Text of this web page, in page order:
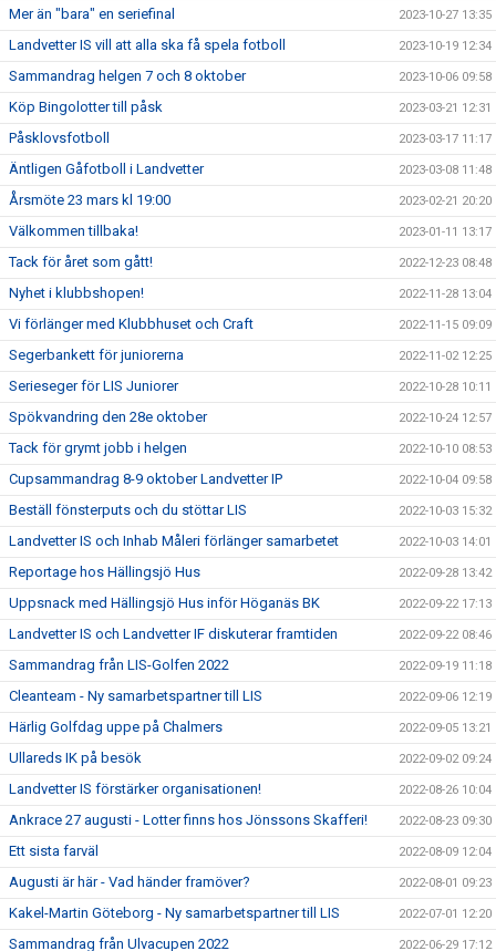
Mer än "bara" en seriefinal 2023-10-27 13:35
Landvetter IS vill att alla ska få spela fotboll 2023-10-19 12:34
Sammandrag helgen 7 och 8 oktober 2023-10-06 09:58
Köp Bingolotter till påsk 2023-03-21 12:31
Påsklovsfotboll 2023-03-17 11:17
Äntligen Gåfotboll i Landvetter 2023-03-08 11:48
Årsmöte 23 mars kl 19:00 2023-02-21 20:20
Välkommen tillbaka! 2023-01-11 13:17
Tack för året som gått! 2022-12-23 08:48
Nyhet i klubbshopen! 2022-11-28 13:04
Vi förlänger med Klubbhuset och Craft 2022-11-15 09:09
Segerbankett för juniorerna 2022-11-02 12:25
Serieseger för LIS Juniorer 2022-10-28 10:11
Spökvandring den 28e oktober 2022-10-24 12:57
Tack för grymt jobb i helgen 2022-10-10 08:53
Cupsammandrag 8-9 oktober Landvetter IP 2022-10-04 09:58
Beställ fönsterputs och du stöttar LIS 2022-10-03 15:32
Landvetter IS och Inhab Måleri förlänger samarbetet 2022-10-03 14:01
Reportage hos Hällingsjö Hus 2022-09-28 13:42
Uppsnack med Hällingsjö Hus inför Höganäs BK 2022-09-22 17:13
Landvetter IS och Landvetter IF diskuterar framtiden 2022-09-22 08:46
Sammandrag från LIS-Golfen 2022 2022-09-19 11:18
Cleanteam - Ny samarbetspartner till LIS 2022-09-06 12:19
Härlig Golfdag uppe på Chalmers 2022-09-05 13:21
Ullareds IK på besök 2022-09-02 09:24
Landvetter IS förstärker organisationen! 2022-08-26 10:04
Ankrace 27 augusti - Lotter finns hos Jönssons Skafferi! 2022-08-23 09:30
Ett sista farväl 2022-08-09 12:04
Augusti är här - Vad händer framöver? 2022-08-01 09:23
Kakel-Martin Göteborg - Ny samarbetspartner till LIS 2022-07-01 12:20
Sammandrag från Ulvacupen 2022 2022-06-29 17:12